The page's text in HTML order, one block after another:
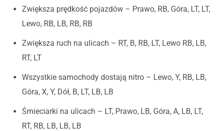
Zwiększa prędkość pojazdów – Prawo, RB, Góra, LT, LT,
Lewo, RB, LB, RB, RB
Zwiększa ruch na ulicach – RT, B, RB, LT, Lewo RB, LB,
RT, LT
Wszystkie samochody dostają nitro – Lewo, Y, RB, LB,
Góra, X, Y, Dół, B, LT, LB, LB
Śmieciarki na ulicach – LT, Prawo, LB, Góra, A, LB, LT,
RT, RB, LB, LB, LB